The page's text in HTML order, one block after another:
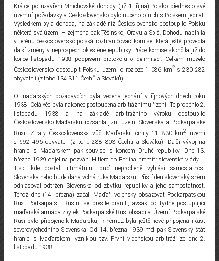
Krátce po uzavření Mnichovské dohody (již 1. října) Polsko předneslo své
územní požadavky a Československo bylo nuceno o nich s Polskem jednat.
Výsledkem byla dohoda, na základě níž Československo postoupilo Polsku
některá svá území – zejména pak Těšínsko, Oravu a Spiš. Dohodu naplnila
v terénu československo-polská rozhraničovací komise, která ještě provedla
další změny v neprospěch okleštěné republiky. Práce komise skončila již do
konce listopadu 1938 podpisem protokolů o delimitaci. Celkem muselo
Československo odstoupit Polsku území o rozloze 1 086 km2 s 230 282
obyvateli (z toho 134 311 Čechů a Slováků).
O maďarských požadavcích byla vedena jednání v říjnových dnech roku
1938. Celá věc byla nakonec postoupena arbitrážnímu řízení. To proběhlo 2.
listopadu 1938 a na základě arbitrážního výroku odstoupilo
Československo Maďarsku rozsáhlá jižní území Slovenska a Podkarpatské
Rusi. Ztráty Československa vůči Maďarsku činily 11 830 km2
území
s 992 496 obyvateli (z toho 288 803 Čechů a Slováků). Další vývoj na
hranici s Maďarskem pak souvisel s koncem Druhé republiky. Dne 13.
března 1939 odjel na pozvání Hitlera do Berlína premiér slovenské vlády J.
Tiso, kde dostal ultimátum: buď neprodleně vyhlásí samostatnost
Slovenska nebo bude dána volná ruka Maďarsku. Příští den slovenský sněm
odhlasoval odtržení Slovenska od zbytku republiky a jeho samostatnost.
Téhož dne (14. března) začali Maďaři vojensky obsazovat Podkarpatskou
Rus. Podkarpatští Rusíni se přesile bránili, avšak do týdne postupující
maďarská armáda zbytek Podkarpatské Rusi obsadila. Území Podkarpatské
Rusi bylo připojeno k Maďarsku, k němuž byla ještě nově připojena i část
severovýchodního Slovenska. Od 14. března 1939 měl pak Slovenský štát
hranici s Maďarskem, vzniklou tzv. První vídeňskou arbitráží ze dne 2.
listopadu 1938.